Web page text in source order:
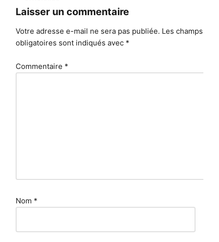
Laisser un commentaire
Votre adresse e-mail ne sera pas publiée. Les champs
obligatoires sont indiqués avec *
Commentaire *
Nom *